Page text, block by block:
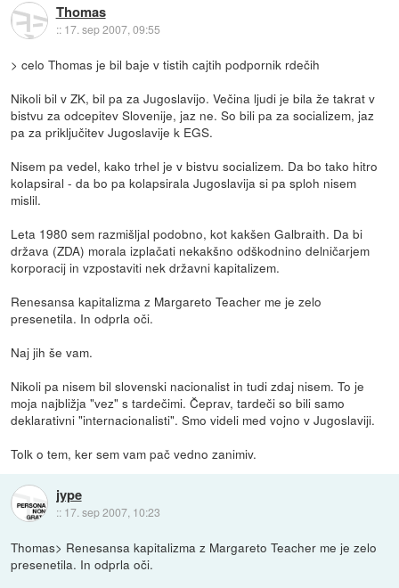
Thomas
:: 17. sep 2007, 09:55
> celo Thomas je bil baje v tistih cajtih podpornik rdečih
Nikoli bil v ZK, bil pa za Jugoslavijo. Večina ljudi je bila že takrat v
bistvu za odcepitev Slovenije, jaz ne. So bili pa za socializem, jaz
pa za priključitev Jugoslavije k EGS.
Nisem pa vedel, kako trhel je v bistvu socializem. Da bo tako hitro
kolapsiral - da bo pa kolapsirala Jugoslavija si pa sploh nisem
mislil.
Leta 1980 sem razmišljal podobno, kot kakšen Galbraith. Da bi
država (ZDA) morala izplačati nekakšno odškodnino delničarjem
korporacij in vzpostaviti nek državni kapitalizem.
Renesansa kapitalizma z Margareto Teacher me je zelo
presenetila. In odprla oči.
Naj jih še vam.
Nikoli pa nisem bil slovenski nacionalist in tudi zdaj nisem. To je
moja najbližja "vez" s tardečimi. Čeprav, tardeči so bili samo
deklarativni "internacionalisti". Smo videli med vojno v Jugoslaviji.
Tolk o tem, ker sem vam pač vedno zanimiv.
jype
:: 17. sep 2007, 10:23
Thomas> Renesansa kapitalizma z Margareto Teacher me je zelo
presenetila. In odprla oči.